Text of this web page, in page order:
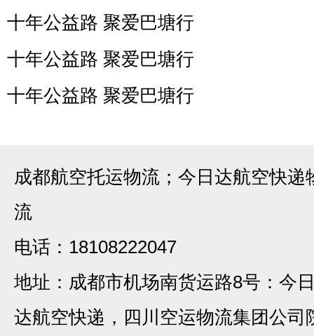
十年公益路 聚爱巴塘行
十年公益路 聚爱巴塘行
十年公益路 聚爱巴塘行
成都航空托运物流；今日达航空快递
流
电话：18108222047
地址：成都市机场南货运路8号：今
达航空快递，四川空运物流集团公司